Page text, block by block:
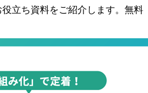
立ち資料をご紹介します。無料